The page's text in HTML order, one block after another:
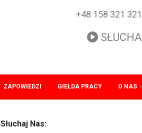
+48 158 321 321
ZAPOWIEDZI GIEŁDA PRACY O NAS
Słuchaj Nas: